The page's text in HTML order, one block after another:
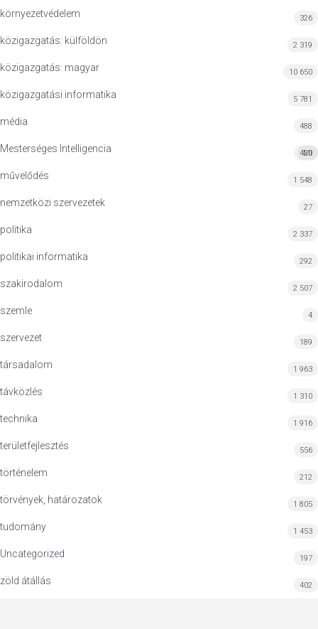
környezetvédelem 326
közigazgatás: külföldön 2 319
közigazgatás: magyar 10 650
közigazgatási informatika 5 781
média 488
Mesterséges Intelligencia MI
420
művelődés 1 548
nemzetközi szervezetek 27
politika 2 337
politikai informatika 292
szakirodalom 2 507
szemle 4
szervezet 189
társadalom 1 963
távközlés 1 310
technika 1 916
területfejlesztés 556
történelem 212
törvények, határozatok 1 805
tudomány 1 453
Uncategorized 197
zöld átállás 402